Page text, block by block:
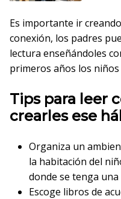
Es importante ir
conexión, los padres
lectura enseñándoles
primeros años los
Tips para leer
crearles ese
Organiza un
la habitación del
donde se tenga
Escoge libros de